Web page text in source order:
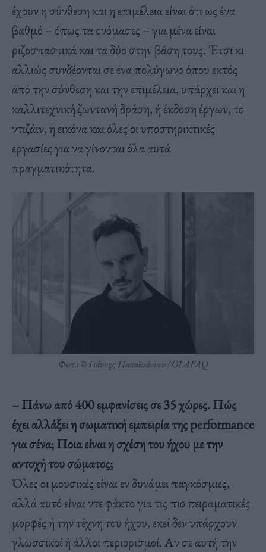
έχουν η σύνθεση και η επιμέλεια είναι ότι ως ένα
βαθμό – όπως τα ονόμασες – για μένα είναι
ριζοσπαστικά και τα δύο στην βάση τους. Έτσι κι
αλλιώς συνδέονται σε ένα πολύγωνο όπου εκτός
από την σύνθεση και την επιμέλεια, υπάρχει και η
καλλιτεχνική ζωντανή δράση, ή έκδοση έργων, το
ντιζάιν, η εικόνα και όλες οι υποστηρικτικές
εργασίες για να γίνονται όλα αυτά
πραγματικότητα.
Φωτ.: © Γιάννης Παπαϊωάννου / OLAFAQ
– Πάνω από 400 εμφανίσεις σε 35 χώρες. Πώς
έχει αλλάξει η σωματική εμπειρία της performance
για σένα; Ποια είναι η σχέση του ήχου με την
αντοχή του σώματος;
Όλες οι μουσικές είναι εν δυνάμει παγκόσμιες,
αλλά αυτό είναι ντε φάκτο για τις πιο πειραματικές
μορφές ή την τέχνη του ήχου, εκεί δεν υπάρχουν
γλωσσικοί ή άλλοι περιορισμοί. Αν σε αυτή την